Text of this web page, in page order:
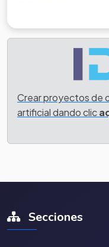
Crear proyectos de
artificial dando clic
Secciones